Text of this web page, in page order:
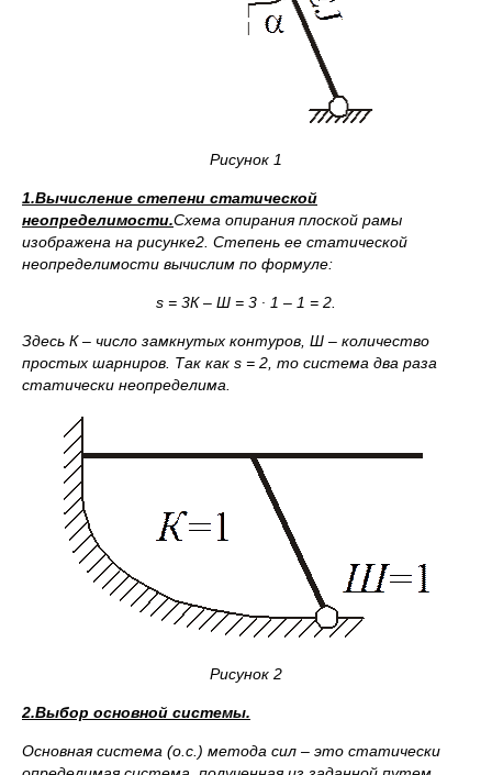
Рисунок 1
1.Вычисление степени статической
неопределимости.Схема опирания плоской рамы
изображена на рисунке2. Степень ее статической
неопределимости вычислим по формуле:
s = 3К – Ш = 3 ∙ 1 – 1 = 2.
Здесь К – число замкнутых контуров, Ш – количество
простых шарниров. Так как s = 2, то система два раза
статически неопределима.
Рисунок 2
2.Выбор основной системы.
Основная система (о.с.) метода сил – это статически